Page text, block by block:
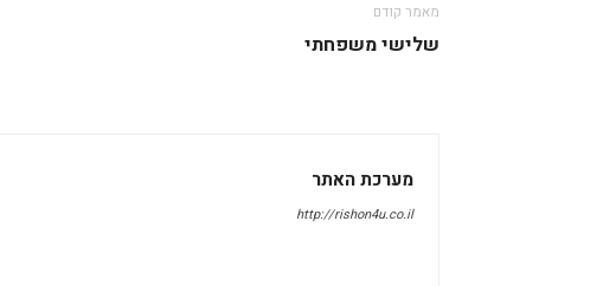
מאמר קודם
שלישי משפחתי
מערכת האתר
http://rishon4u.co.il